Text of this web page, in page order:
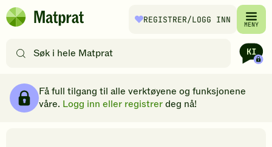
Hopp til hovedinnhold
Matprat
REGISTRER/LOGG INN MENY
etter
filtre
Få full tilgang til alle verktøyene og funksjonene
våre. Logg inn eller registrerdeg nå!